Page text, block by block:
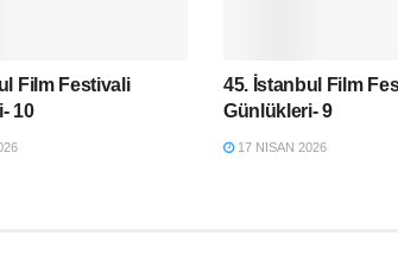
Film Festivali
10
45. İstanbul Film
Günlükleri- 9
17 NISAN 2026